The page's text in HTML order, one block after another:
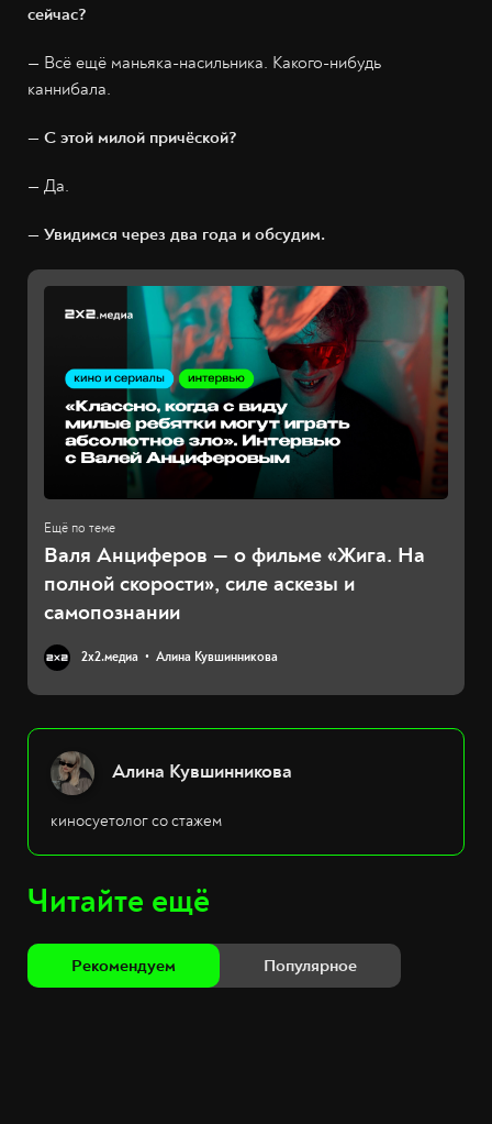
сейчас?
— Всё ещё маньяка-насильника. Какого-нибудь
каннибала.
— С этой милой причёской?
— Да.
— Увидимся через два года и обсудим.
Валя Анциферов — о фильме «Жига. На
полной скорости», силе аскезы и
самопознании
2х2.медиа Алина Кувшинникова
Алина Кувшинникова
киносуетолог со стажем
Читайте ещё
Рекомендуем Популярное